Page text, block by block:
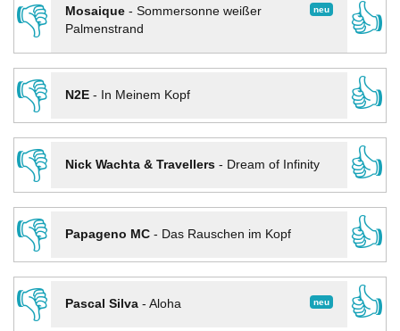
👎
neu
Mosaique- Sommersonne weißer
Palmenstrand
👍
👎
N2E- In Meinem Kopf
👍
👎
Nick Wachta & Travellers- Dream of Infinity
👍
👎
Papageno MC- Das Rauschen im Kopf
👍
👎
neu
Pascal Silva- Aloha
👍